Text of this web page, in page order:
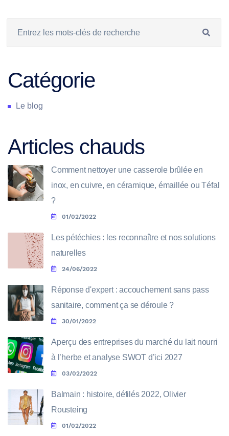
Catégorie
Le blog
Articles chauds
Comment nettoyer une casserole brûlée en
inox, en cuivre, en céramique, émaillée ou Téfal
?
01/02/2022
Les pétéchies : les reconnaître et nos solutions
naturelles
24/06/2022
Réponse d'expert : accouchement sans pass
sanitaire, comment ça se déroule ?
30/01/2022
Aperçu des entreprises du marché du lait nourri
à l’herbe et analyse SWOT d’ici 2027
03/02/2022
Balmain : histoire, défilés 2022, Olivier
Rousteing
01/02/2022